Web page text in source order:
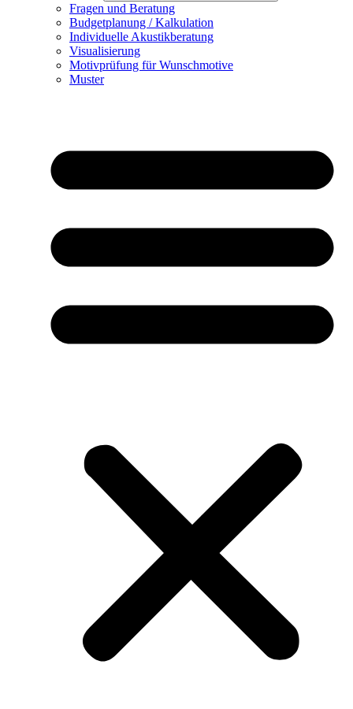
Fragen und Beratung
Budgetplanung / Kalkulation
Individuelle Akustikberatung
Visualisierung
Motivprüfung für Wunschmotive
Muster